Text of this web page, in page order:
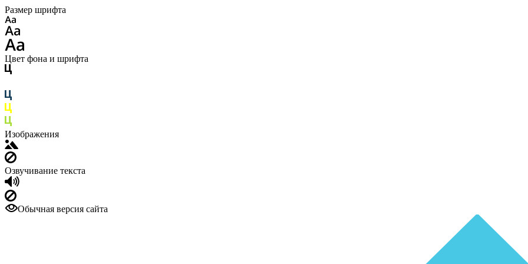
Размер шрифта
Цвет фона и шрифта
Изображения
Озвучивание текста
Обычная версия сайта